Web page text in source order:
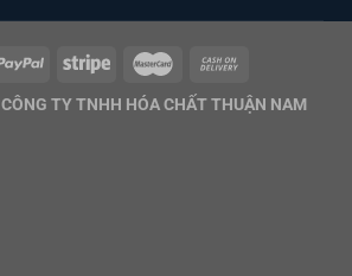
CÔNG TY TNHH HÓA CHẤT THUẬN NAM